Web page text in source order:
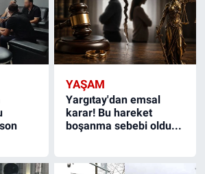
YAŞAM
Yargıtay'dan emsal
karar! Bu hareket
boşanma sebebi oldu...